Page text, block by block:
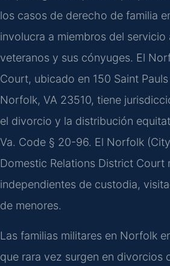
los casos de derecho de familia
involucra a miembros del
veteranos y sus cónyuges. El
Court, ubicado en 150 Saint
Norfolk, VA 23510, tiene
el divorcio y la distribución
Va. Code § 20-96. El Norfolk
Domestic Relations District Court
independientes de custodia,
de menores.
Las familias militares en Norfolk
que rara vez surgen en divorcios